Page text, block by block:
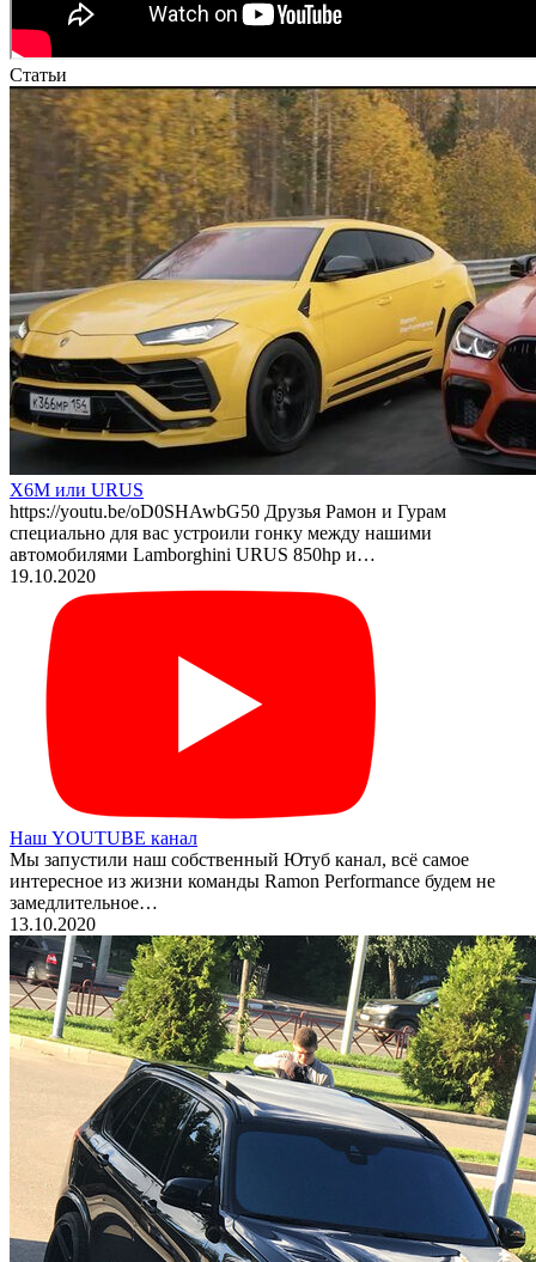
Статьи
X6M или URUS
https://youtu.be/oD0SHAwbG50 Друзья Рамон и Гурам
специально для вас устроили гонку между нашими
автомобилями Lamborghini URUS 850hp и…
19.10.2020
Наш YOUTUBE канал
Мы запустили наш собственный Ютуб канал, всё самое
интересное из жизни команды Ramon Performance будем не
замедлительное…
13.10.2020